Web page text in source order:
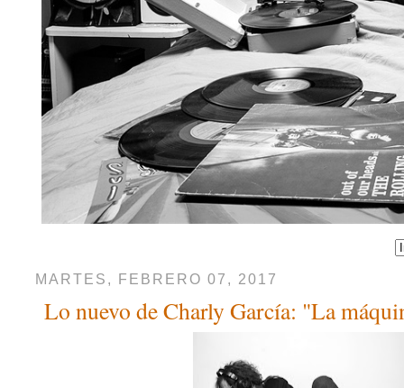
MARTES, FEBRERO 07, 2017
Lo nuevo de Charly García: "La